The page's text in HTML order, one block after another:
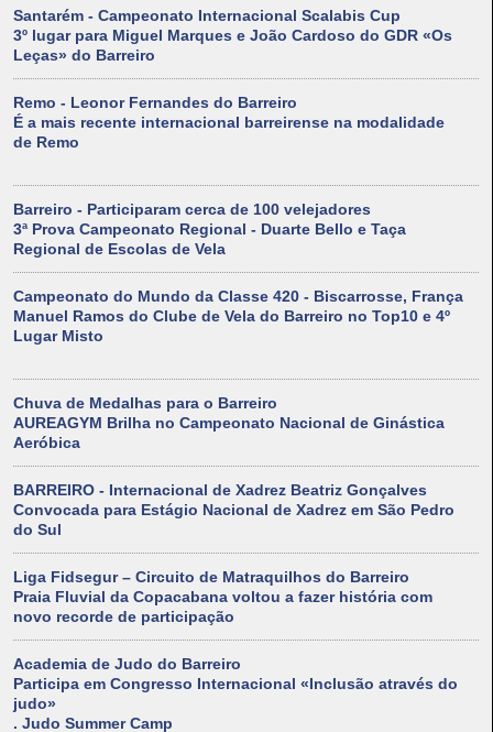
Santarém - Campeonato Internacional Scalabis Cup
3º lugar para Miguel Marques e João Cardoso do GDR «Os
Leças» do Barreiro
Remo - Leonor Fernandes do Barreiro
É a mais recente internacional barreirense na modalidade
de Remo
Barreiro - Participaram cerca de 100 velejadores
3ª Prova Campeonato Regional - Duarte Bello e Taça
Regional de Escolas de Vela
Campeonato do Mundo da Classe 420 - Biscarrosse, França
Manuel Ramos do Clube de Vela do Barreiro no Top10 e 4º
Lugar Misto
Chuva de Medalhas para o Barreiro
AUREAGYM Brilha no Campeonato Nacional de Ginástica
Aeróbica
BARREIRO - Internacional de Xadrez Beatriz Gonçalves
Convocada para Estágio Nacional de Xadrez em São Pedro
do Sul
Liga Fidsegur – Circuito de Matraquilhos do Barreiro
Praia Fluvial da Copacabana voltou a fazer história com
novo recorde de participação
Academia de Judo do Barreiro
Participa em Congresso Internacional «Inclusão através do
judo»
. Judo Summer Camp